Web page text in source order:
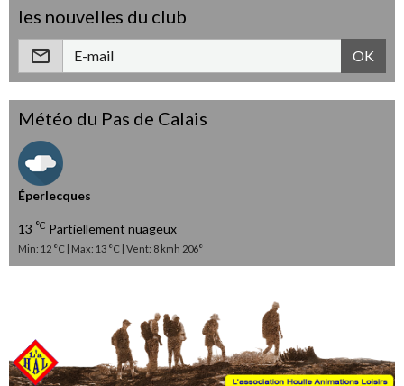
les nouvelles du club
OK
Météo du Pas de Calais
Éperlecques
13 °C Partiellement nuageux
Min: 12 °C | Max: 13 °C | Vent: 8 kmh 206°